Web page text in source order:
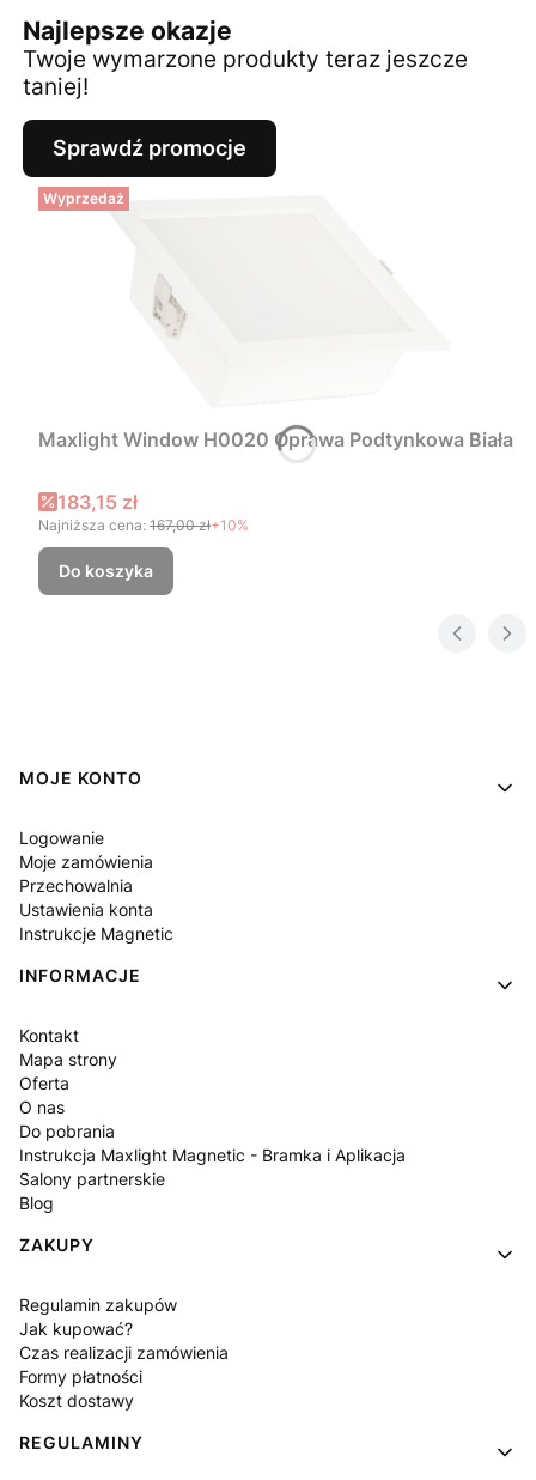
Najlepsze okazje
Twoje wymarzone produkty teraz jeszcze
taniej!
Sprawdź promocje
Wyprzedaż
Maxlight Window H0020 Oprawa Podtynkowa Biała
Cena promocyjna
183,15 zł
Najniższa cena: 167,00 zł+10%
Do koszyka
Linki w stopce
MOJE KONTO
Logowanie
Moje zamówienia
Przechowalnia
Ustawienia konta
Instrukcje Magnetic
INFORMACJE
Kontakt
Mapa strony
Oferta
O nas
Do pobrania
Instrukcja Maxlight Magnetic - Bramka i Aplikacja
Salony partnerskie
Blog
ZAKUPY
Regulamin zakupów
Jak kupować?
Czas realizacji zamówienia
Formy płatności
Koszt dostawy
REGULAMINY